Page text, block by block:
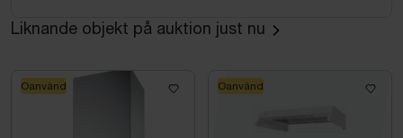
Liknande objekt på auktion just nu
Oanvänd Oanvänd